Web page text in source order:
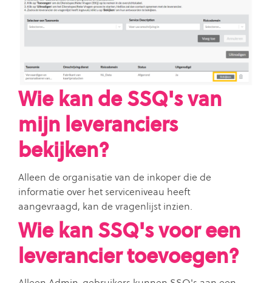
Wie kan de SSQ's van
mijn leveranciers
bekijken?
Alleen de organisatie van de inkoper die de
informatie over het serviceniveau heeft
aangevraagd, kan de vragenlijst inzien.
Wie kan SSQ's voor een
leverancier toevoegen?